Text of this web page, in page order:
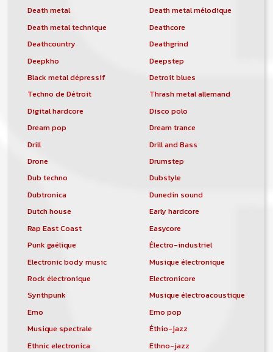
Death metal
Death metal mélodique
Death metal technique
Deathcore
Deathcountry
Deathgrind
Deepkho
Deepstep
Black metal dépressif
Detroit blues
Techno de Détroit
Thrash metal allemand
Digital hardcore
Disco polo
Dream pop
Dream trance
Drill
Drill and Bass
Drone
Drumstep
Dub techno
Dubstyle
Dubtronica
Dunedin sound
Dutch house
Early hardcore
Rap East Coast
Easycore
Punk gaélique
Électro-industriel
Electronic body music
Musique électronique
Rock électronique
Electronicore
Synthpunk
Musique électroacoustique
Emo
Emo pop
Musique spectrale
Éthio-jazz
Ethnic electronica
Ethno-jazz